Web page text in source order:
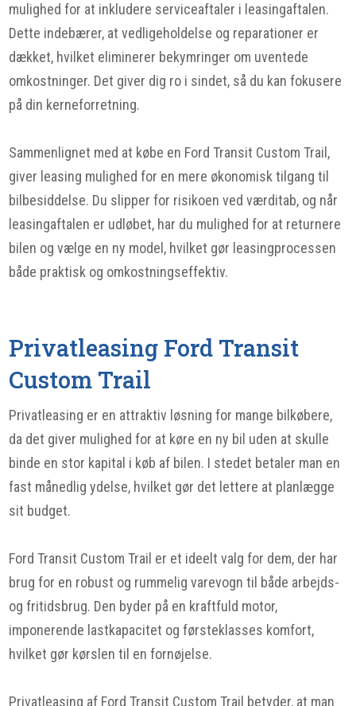
mulighed for at inkludere serviceaftaler i leasingaftalen.
Dette indebærer, at vedligeholdelse og reparationer er
dækket, hvilket eliminerer bekymringer om uventede
omkostninger. Det giver dig ro i sindet, så du kan fokusere
på din kerneforretning.
Sammenlignet med at købe en Ford Transit Custom Trail,
giver leasing mulighed for en mere økonomisk tilgang til
bilbesiddelse. Du slipper for risikoen ved værditab, og når
leasingaftalen er udløbet, har du mulighed for at returnere
bilen og vælge en ny model, hvilket gør leasingprocessen
både praktisk og omkostningseffektiv.
Privatleasing Ford Transit
Custom Trail
Privatleasing er en attraktiv løsning for mange bilkøbere,
da det giver mulighed for at køre en ny bil uden at skulle
binde en stor kapital i køb af bilen. I stedet betaler man en
fast månedlig ydelse, hvilket gør det lettere at planlægge
sit budget.
Ford Transit Custom Trail er et ideelt valg for dem, der har
brug for en robust og rummelig varevogn til både arbejds-
og fritidsbrug. Den byder på en kraftfuld motor,
imponerende lastkapacitet og førsteklasses komfort,
hvilket gør kørslen til en fornøjelse.
Privatleasing af Ford Transit Custom Trail betyder, at man